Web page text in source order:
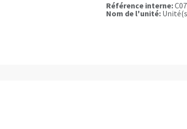
Référence interne:
Nom de l'unité: